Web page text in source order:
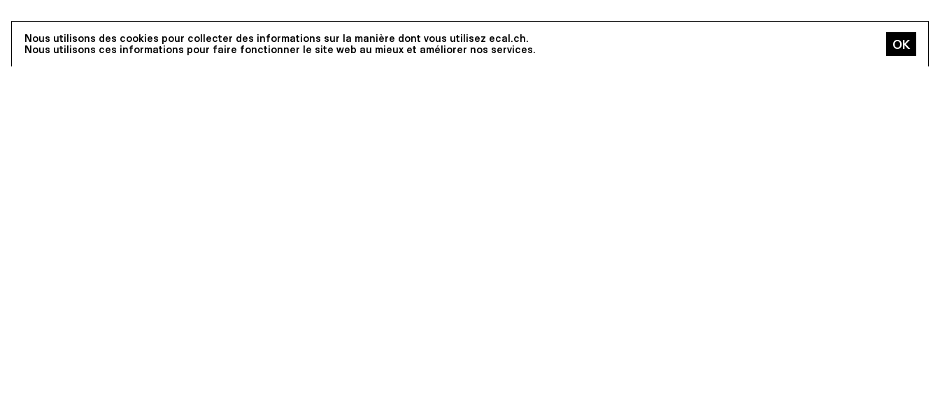
Nous utilisons des cookies pour collecter des informations sur la manière dont vous utilisez ecal.ch.
Nous utilisons ces informations pour faire fonctionner le site web au mieux et améliorer nos services.